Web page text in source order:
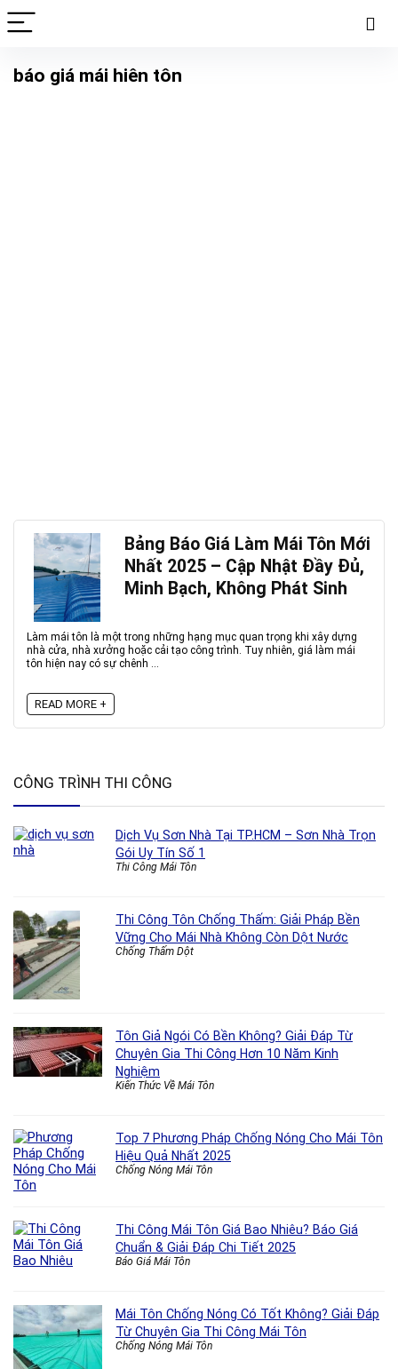
báo giá mái hiên tôn
Bảng Báo Giá Làm Mái Tôn Mới
Nhất 2025 – Cập Nhật Đầy Đủ,
Minh Bạch, Không Phát Sinh
Làm mái tôn là một trong những hạng mục quan trọng khi xây dựng
nhà cửa, nhà xưởng hoặc cải tạo công trình. Tuy nhiên, giá làm mái
tôn hiện nay có sự chênh ...
READ MORE +
CÔNG TRÌNH THI CÔNG
Dịch Vụ Sơn Nhà Tại TP.HCM – Sơn Nhà Trọn
Gói Uy Tín Số 1
Thi Công Mái Tôn
Thi Công Tôn Chống Thấm: Giải Pháp Bền
Vững Cho Mái Nhà Không Còn Dột Nước
Chống Thấm Dột
Tôn Giả Ngói Có Bền Không? Giải Đáp Từ
Chuyên Gia Thi Công Hơn 10 Năm Kinh
Nghiệm
Kiến Thức Về Mái Tôn
Top 7 Phương Pháp Chống Nóng Cho Mái Tôn
Hiệu Quả Nhất 2025
Chống Nóng Mái Tôn
Thi Công Mái Tôn Giá Bao Nhiêu? Báo Giá
Chuẩn & Giải Đáp Chi Tiết 2025
Báo Giá Mái Tôn
Mái Tôn Chống Nóng Có Tốt Không? Giải Đáp
Từ Chuyên Gia Thi Công Mái Tôn
Chống Nóng Mái Tôn